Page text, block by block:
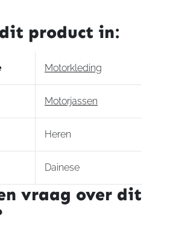
product in:
Motorkleding
Motorjassen
Heren
Dainese
vraag over dit